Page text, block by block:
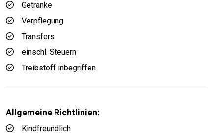
Getränke
Verpflegung
Transfers
einschl. Steuern
Treibstoff inbegriffen
Allgemeine Richtlinien:
Kindfreundlich